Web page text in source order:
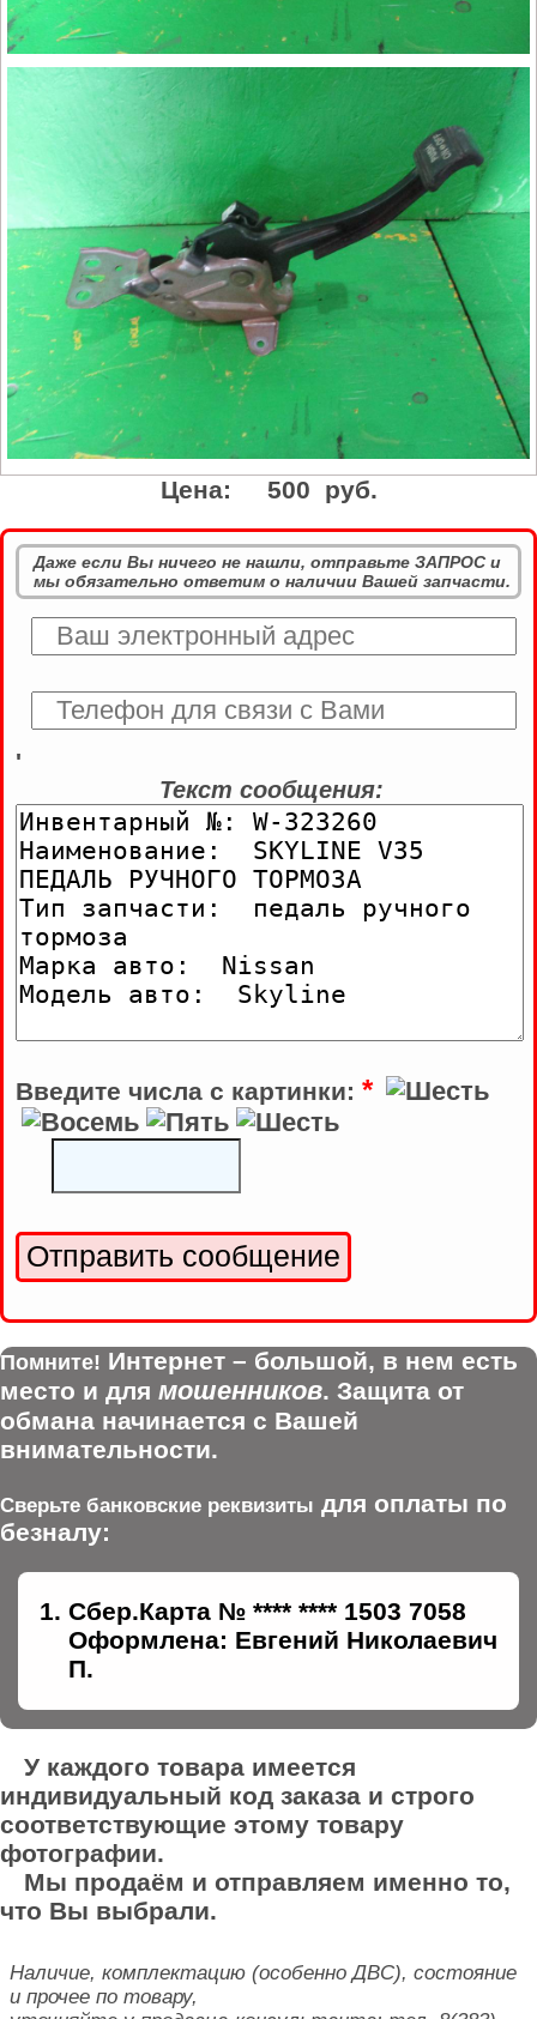
Цена: 500 руб.
Даже если Вы ничего не нашли, отправьте ЗАПРОС и
мы обязательно ответим о наличии Вашей запчасти.
'
Текст сообщения:
Введите числа с картинки: *
Помните! Интернет – большой, в нем есть
место и для мошенников. Защита от
обмана начинается с Вашей
внимательности.
Сверьте банковские реквизиты для оплаты по
безналу:
Сбер.Карта № **** **** 1503 7058
Оформлена: Евгений Николаевич
П.
У каждого товара имеется
индивидуальный код заказа и строго
соответствующие этому товару
фотографии.
Мы продаём и отправляем именно то,
что Вы выбрали.
Наличие, комплектацию (особенно ДВС), состояние
и прочее по товару,